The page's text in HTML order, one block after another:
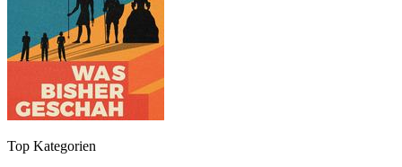
Top Kategorien